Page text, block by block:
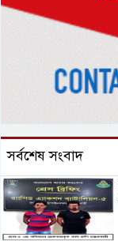
সর্বশেষ সংবাদ